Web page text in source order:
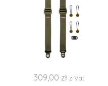
309,00 zł z Vat